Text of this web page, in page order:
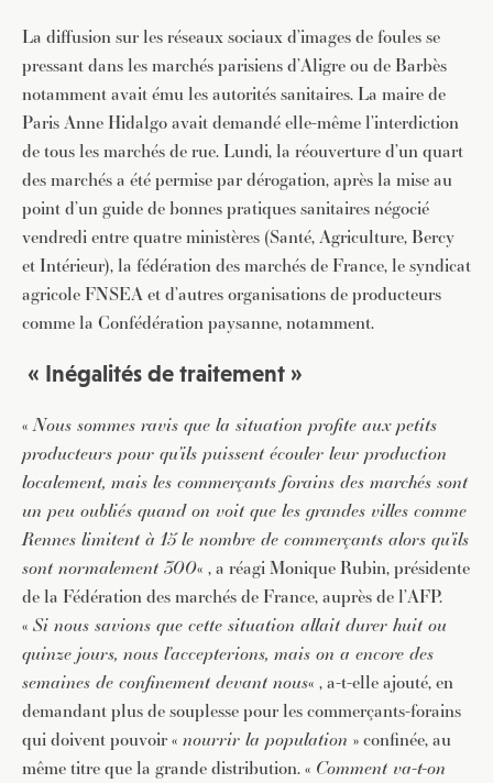
La diffusion sur les réseaux sociaux d’images de foules se
pressant dans les marchés parisiens d’Aligre ou de Barbès
notamment avait ému les autorités sanitaires. La maire de
Paris Anne Hidalgo avait demandé elle-même l’interdiction
de tous les marchés de rue. Lundi, la réouverture d’un quart
des marchés a été permise par dérogation, après la mise au
point d’un guide de bonnes pratiques sanitaires négocié
vendredi entre quatre ministères (Santé, Agriculture, Bercy
et Intérieur), la fédération des marchés de France, le syndicat
agricole FNSEA et d’autres organisations de producteurs
comme la Confédération paysanne, notamment.
« Inégalités de traitement »
«Nous sommes ravis que la situation profite aux petits
producteurs pour qu’ils puissent écouler leur production
localement, mais les commerçants forains des marchés sont
un peu oubliés quand on voit que les grandes villes comme
Rennes limitent à 15 le nombre de commerçants alors qu’ils
sont normalement 300« , a réagi Monique Rubin, présidente
de la Fédération des marchés de France, auprès de l’AFP.
« Si nous savions que cette situation allait durer huit ou
quinze jours, nous l’accepterions, mais on a encore des
semaines de confinement devant nous« , a-t-elle ajouté, en
demandant plus de souplesse pour les commerçants-forains
qui doivent pouvoir « nourrir la population » confinée, au
même titre que la grande distribution. « Comment va-t-on